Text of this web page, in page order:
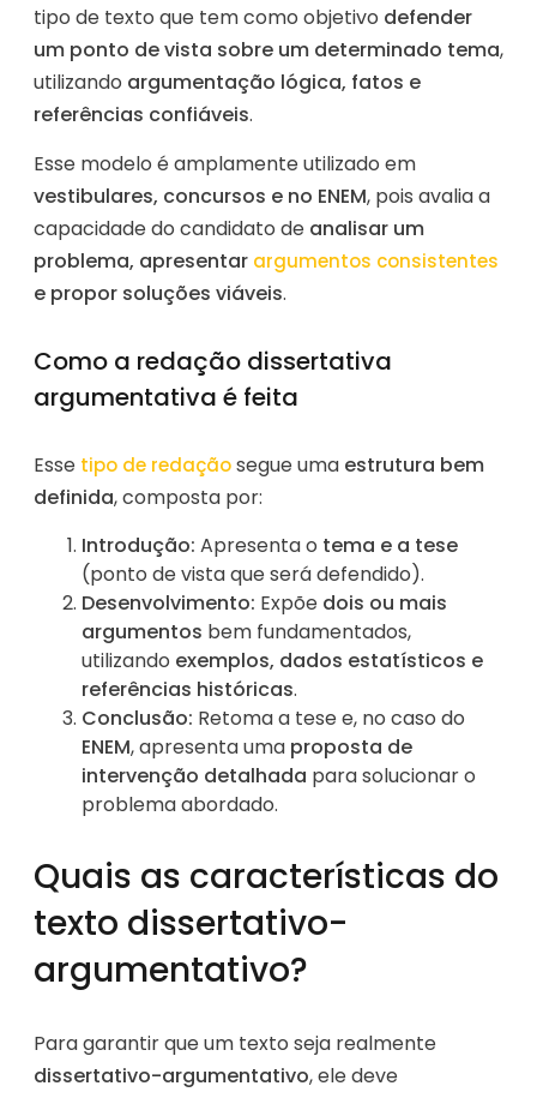
tipo de texto que tem como objetivo defender
um ponto de vista sobre um determinado tema,
utilizando argumentação lógica, fatos e
referências confiáveis.
Esse modelo é amplamente utilizado em
vestibulares, concursos e no ENEM, pois avalia a
capacidade do candidato de analisar um
problema, apresentar argumentos consistentes
e propor soluções viáveis.
Como a redação dissertativa
argumentativa é feita
Esse tipo de redaçãosegue uma estrutura bem
definida, composta por:
Introdução: Apresenta o tema e a tese
(ponto de vista que será defendido).
Desenvolvimento: Expõe dois ou mais
argumentos bem fundamentados,
utilizando exemplos, dados estatísticos e
referências históricas.
Conclusão: Retoma a tese e, no caso do
ENEM, apresenta uma proposta de
intervenção detalhada para solucionar o
problema abordado.
Quais as características do
texto dissertativo-
argumentativo?
Para garantir que um texto seja realmente
dissertativo-argumentativo, ele deve